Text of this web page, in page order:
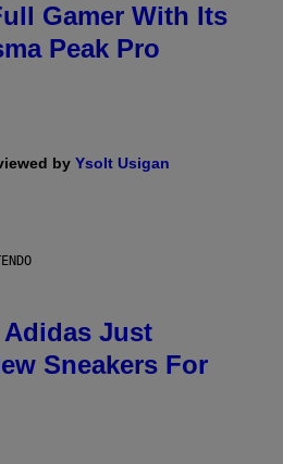
Gamer With Its
Peak Pro
by Ysolt Usigan
Just
Sneakers For